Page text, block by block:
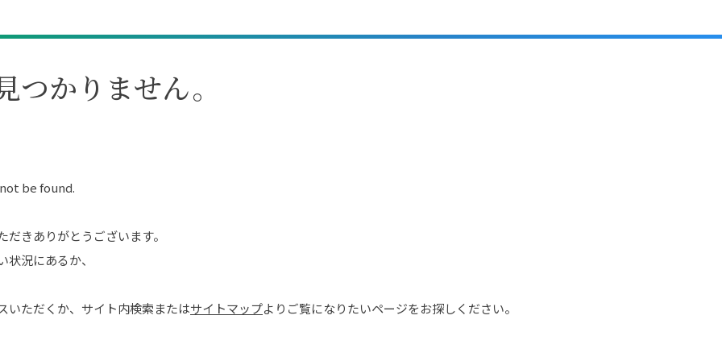
かりません。
be found.
きありがとうございます。
況にあるか、
いただくか、サイト内検索またはサイトマップよりご覧になりたいページをお探しください。